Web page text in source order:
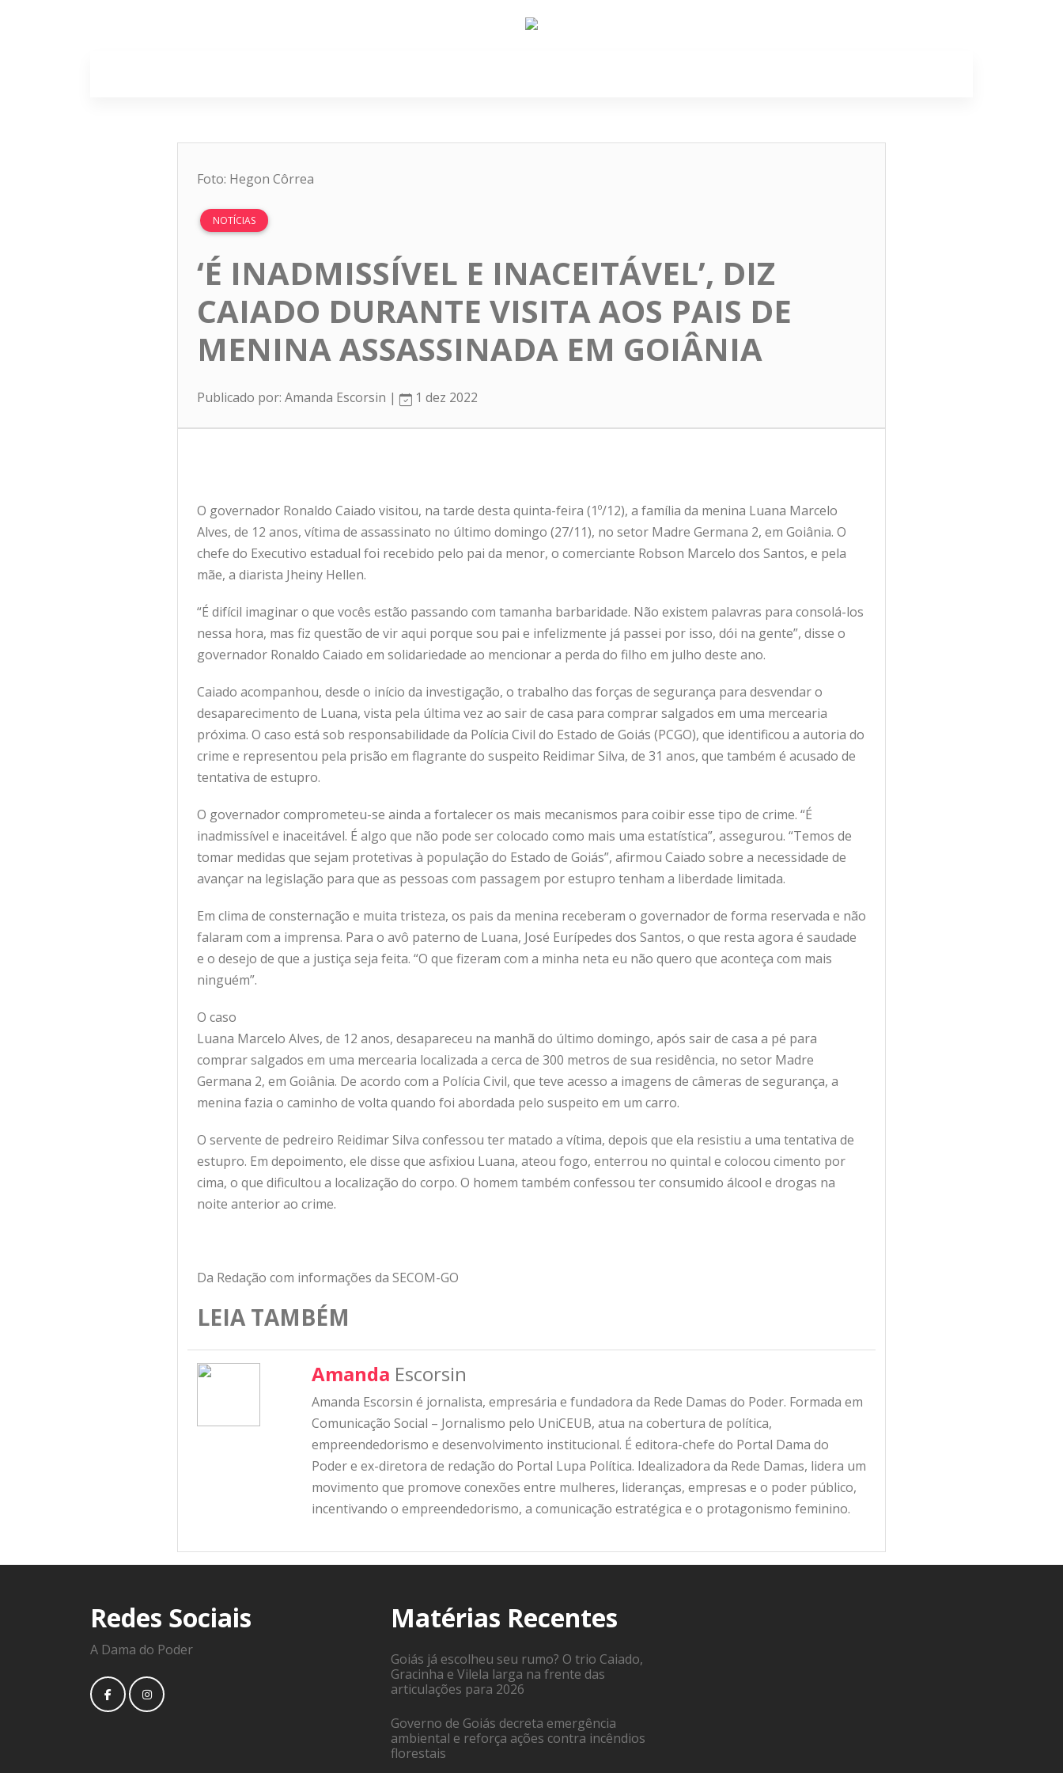
Foto: Hegon Côrrea
NOTÍCIAS
‘É INADMISSÍVEL E INACEITÁVEL’, DIZ
CAIADO DURANTE VISITA AOS PAIS DE
MENINA ASSASSINADA EM GOIÂNIA
Publicado por: Amanda Escorsin | 1 dez 2022
O governador Ronaldo Caiado visitou, na tarde desta quinta-feira (1º/12), a família da menina Luana Marcelo
Alves, de 12 anos, vítima de assassinato no último domingo (27/11), no setor Madre Germana 2, em Goiânia. O
chefe do Executivo estadual foi recebido pelo pai da menor, o comerciante Robson Marcelo dos Santos, e pela
mãe, a diarista Jheiny Hellen.
“É difícil imaginar o que vocês estão passando com tamanha barbaridade. Não existem palavras para consolá-los
nessa hora, mas fiz questão de vir aqui porque sou pai e infelizmente já passei por isso, dói na gente”, disse o
governador Ronaldo Caiado em solidariedade ao mencionar a perda do filho em julho deste ano.
Caiado acompanhou, desde o início da investigação, o trabalho das forças de segurança para desvendar o
desaparecimento de Luana, vista pela última vez ao sair de casa para comprar salgados em uma mercearia
próxima. O caso está sob responsabilidade da Polícia Civil do Estado de Goiás (PCGO), que identificou a autoria do
crime e representou pela prisão em flagrante do suspeito Reidimar Silva, de 31 anos, que também é acusado de
tentativa de estupro.
O governador comprometeu-se ainda a fortalecer os mais mecanismos para coibir esse tipo de crime. “É
inadmissível e inaceitável. É algo que não pode ser colocado como mais uma estatística”, assegurou. “Temos de
tomar medidas que sejam protetivas à população do Estado de Goiás”, afirmou Caiado sobre a necessidade de
avançar na legislação para que as pessoas com passagem por estupro tenham a liberdade limitada.
Em clima de consternação e muita tristeza, os pais da menina receberam o governador de forma reservada e não
falaram com a imprensa. Para o avô paterno de Luana, José Eurípedes dos Santos, o que resta agora é saudade
e o desejo de que a justiça seja feita. “O que fizeram com a minha neta eu não quero que aconteça com mais
ninguém”.
O caso
Luana Marcelo Alves, de 12 anos, desapareceu na manhã do último domingo, após sair de casa a pé para
comprar salgados em uma mercearia localizada a cerca de 300 metros de sua residência, no setor Madre
Germana 2, em Goiânia. De acordo com a Polícia Civil, que teve acesso a imagens de câmeras de segurança, a
menina fazia o caminho de volta quando foi abordada pelo suspeito em um carro.
O servente de pedreiro Reidimar Silva confessou ter matado a vítima, depois que ela resistiu a uma tentativa de
estupro. Em depoimento, ele disse que asfixiou Luana, ateou fogo, enterrou no quintal e colocou cimento por
cima, o que dificultou a localização do corpo. O homem também confessou ter consumido álcool e drogas na
noite anterior ao crime.
Da Redação com informações da SECOM-GO
LEIA TAMBÉM
Amanda Escorsin
Amanda Escorsin é jornalista, empresária e fundadora da Rede Damas do Poder. Formada em
Comunicação Social – Jornalismo pelo UniCEUB, atua na cobertura de política,
empreendedorismo e desenvolvimento institucional. É editora-chefe do Portal Dama do
Poder e ex-diretora de redação do Portal Lupa Política. Idealizadora da Rede Damas, lidera um
movimento que promove conexões entre mulheres, lideranças, empresas e o poder público,
incentivando o empreendedorismo, a comunicação estratégica e o protagonismo feminino.
Redes Sociais
A Dama do Poder
Matérias Recentes
Goiás já escolheu seu rumo? O trio Caiado,
Gracinha e Vilela larga na frente das
articulações para 2026
Governo de Goiás decreta emergência
ambiental e reforça ações contra incêndios
florestais